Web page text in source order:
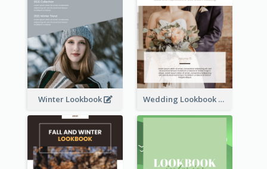
Winter Lookbook Wedding Lookbook